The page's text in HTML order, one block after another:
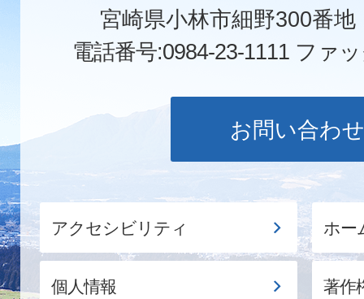
宮崎県小林市細野300番
電話番号:0984-23-1111 ファ
お問い合わせ
アクセシビリティ ホー
個人情報 著作